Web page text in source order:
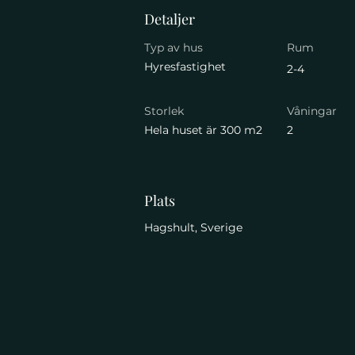
Detaljer
Typ av hus
Hyresfastighet
Rum
2-4
Storlek
Hela huset är 300 m2
Våningar
2
Plats
Hagshult, Sverige